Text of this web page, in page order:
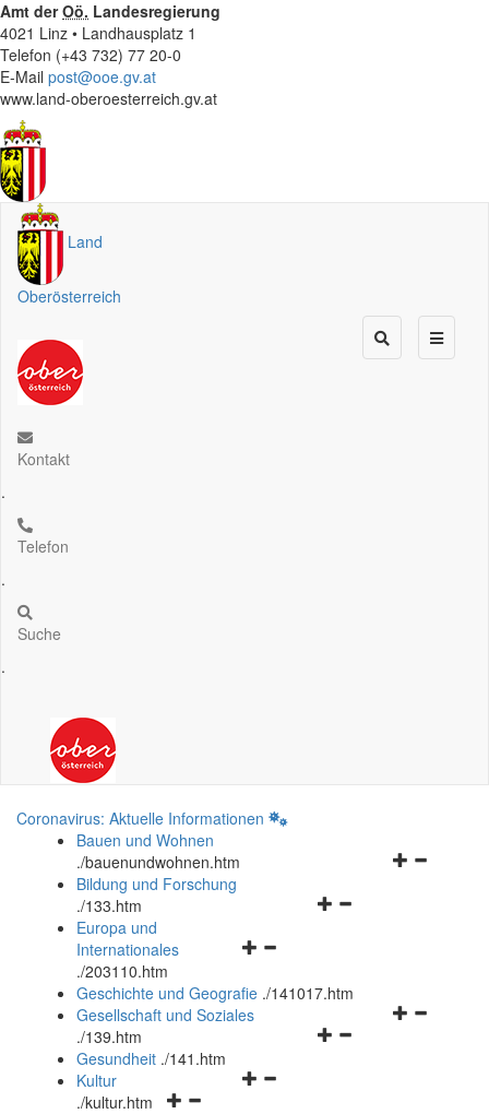
Amt derOö. Landesregierung
4021 Linz • Landhausplatz 1
Telefon (+43 732) 77 20-0
E-Mail post@ooe.gv.at
www.land-oberoesterreich.gv.at
Land
Oberösterreich
Kontakt
.
Telefon
.
Suche
.
Coronavirus: Aktuelle Informationen
Bauen und Wohnen
./bauenundwohnen.htm
Navigationsmenü
Bildung und Forschung
./133.htm
Navigationsmenü
und
schließen
Europa und
Internationales
./203110.htm
Geschichte und Geografie ./141017.htm
Navigationsmenü
Gesellschaft und Soziales
./139.htm
Navigationsmenü
Gesundheit ./141.htm
Navigationsmenü
Kultur
./kultur.htm